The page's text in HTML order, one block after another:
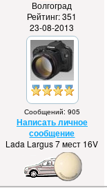
Волгоград
Рейтинг: 351
23-08-2013
Сообщений: 905
Написать личное
сообщение
Lada Largus 7 мест 16V